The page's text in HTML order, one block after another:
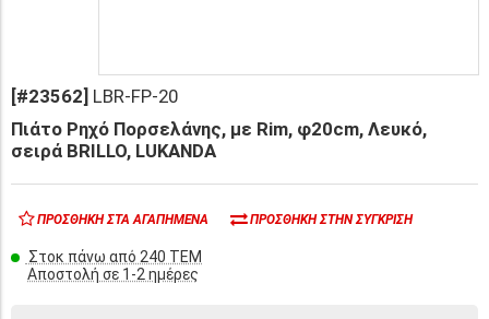
[#23562] LBR-FP-20
Πιάτο Ρηχό Πορσελάνης, με Rim, φ20cm, Λευκό,
σειρά BRILLO, LUKANDA
ΠΡΟΣΘΉΚΗ ΣΤΑ ΑΓΑΠΗΜΈΝΑ ΠΡΟΣΘΉΚΗ ΣΤΗΝ ΣΎΓΚΡΙΣΗ
Στοκ πάνω από 240 ΤΕΜ
Αποστολή σε 1-2 ημέρες